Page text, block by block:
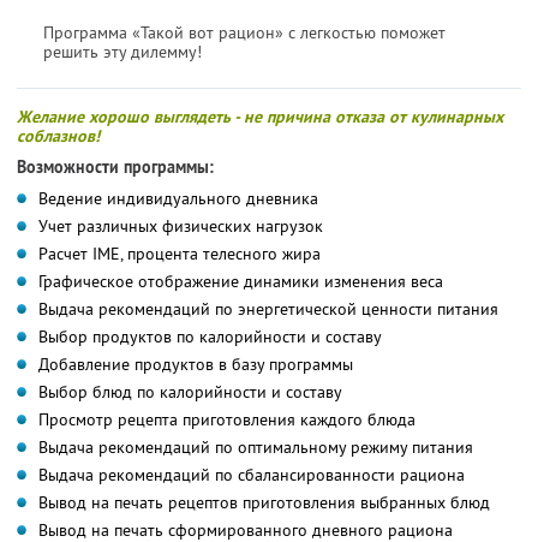
Программа «Такой вот рацион» с легкостью поможет
решить эту дилемму!
Желание хорошо выглядеть - не причина отказа от кулинарных
соблазнов!
Возможности программы:
Ведение индивидуального дневника
Учет различных физических нагрузок
Расчет IME, процента телесного жира
Графическое отображение динамики изменения веса
Выдача рекомендаций по энергетической ценности питания
Выбор продуктов по калорийности и составу
Добавление продуктов в базу программы
Выбор блюд по калорийности и составу
Просмотр рецепта приготовления каждого блюда
Выдача рекомендаций по оптимальному режиму питания
Выдача рекомендаций по сбалансированности рациона
Вывод на печать рецептов приготовления выбранных блюд
Вывод на печать сформированного дневного рациона